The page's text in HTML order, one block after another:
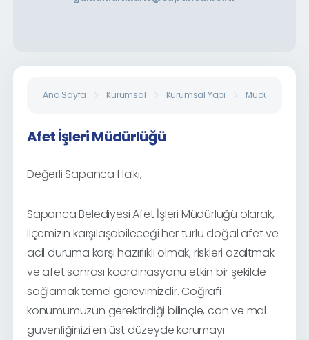
Ana Sayfa Kurumsal Kurumsal Yapı Müdürlükler
Afet İşleri Müdürlüğü
Değerli Sapanca Halkı,
Sapanca Belediyesi Afet İşleri Müdürlüğü olarak,
ilçemizin karşılaşabileceği her türlü doğal afet ve
acil duruma karşı hazırlıklı olmak, riskleri azaltmak
ve afet sonrası koordinasyonu etkin bir şekilde
sağlamak temel görevimizdir. Coğrafi
konumumuzun gerektirdiği bilinçle, can ve mal
güvenliğinizi en üst düzeyde korumayı